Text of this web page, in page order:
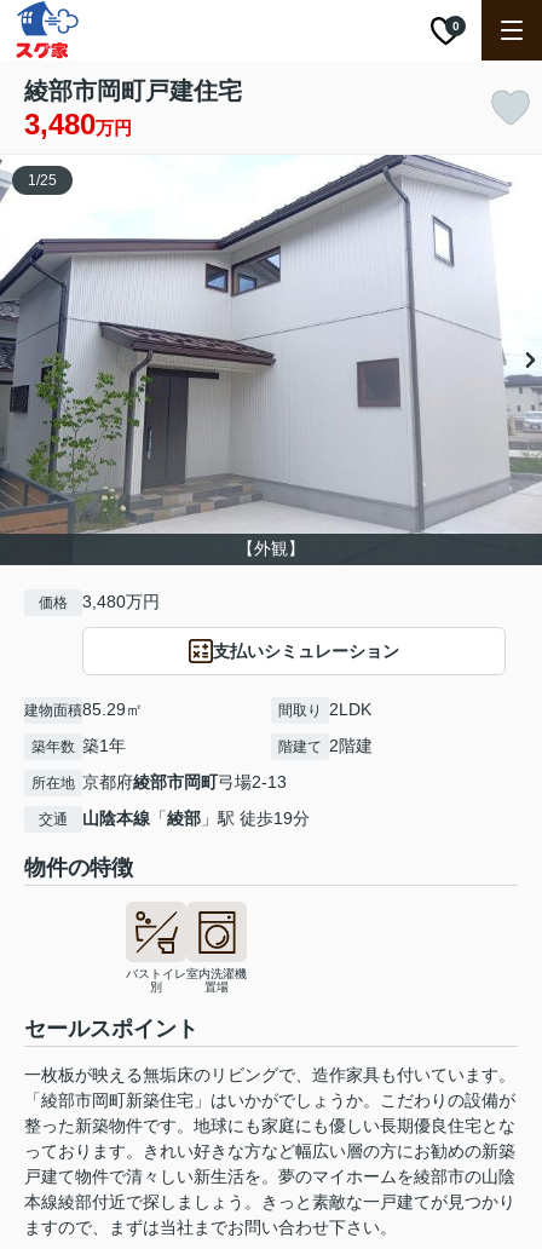
0
綾部市岡町戸建住宅
3,480万円
【外観】
1/25
価格 3,480万円
支払いシミュレーション
建物面積85.29㎡ 間取り 2LDK
築年数 築1年 階建て 2階建
所在地 京都府綾部市岡町弓場2-13
交通 山陰本線 「綾部 」駅 徒歩19分
物件の特徴
バストイレ
別
室内洗濯機
置場
セールスポイント
一枚板が映える無垢床のリビングで、造作家具も付いています。
「綾部市岡町新築住宅」はいかがでしょうか。こだわりの設備が
整った新築物件です。地球にも家庭にも優しい長期優良住宅とな
っております。きれい好きな方など幅広い層の方にお勧めの新築
戸建て物件で清々しい新生活を。夢のマイホームを綾部市の山陰
本線綾部付近で探しましょう。きっと素敵な一戸建てが見つかり
ますので、まずは当社までお問い合わせ下さい。